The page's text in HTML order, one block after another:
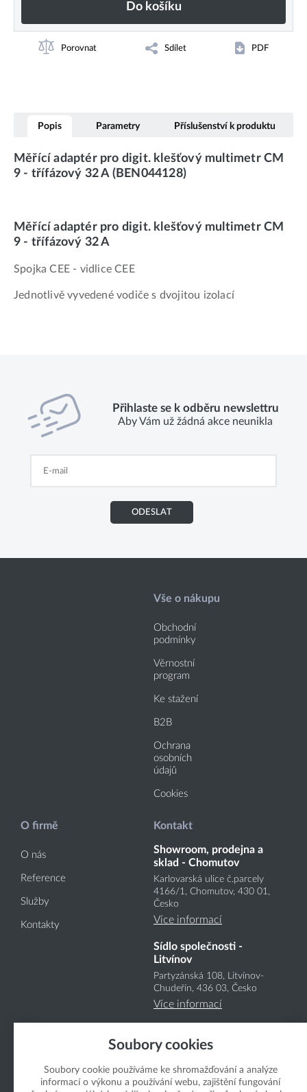
Do košíku
Porovnat Sdílet PDF
Popis Parametry Příslušenství k produktu
Měřící adaptér pro digit. klešťový multimetr CM
9 - třífázový 32 A (BEN044128)
Měřící adaptér pro digit. klešťový multimetr CM
9 - třífázový 32 A
Spojka CEE - vidlice CEE
Jednotlivě vyvedené vodiče s dvojitou izolací
Přihlaste se k odběru newslettru
Aby Vám už žádná akce neunikla
ODESLAT
Vše o nákupu
Obchodní
podmínky
Věrnostní
program
Ke stažení
B2B
Ochrana
osobních
údajů
Cookies
O firmě
O nás
Reference
Služby
Kontakty
Kontakt
Showroom, prodejna a
sklad - Chomutov
Karlovarská ulice č.parcely
4166/1, Chomutov, 430 01,
Česko
Více informací
Sídlo společnosti -
Litvínov
Partyzánská 108, Litvínov-
Chudeřín, 436 03, Česko
Více informací
Soubory cookies
Soubory cookie používáme ke shromažďování a analýze
informací o výkonu a používání webu, zajištění fungování